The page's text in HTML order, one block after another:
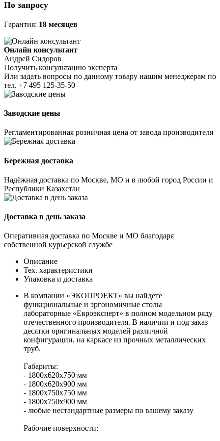
По запросу
Гарантия: 18 месяцев
Онлайн консультант
Андрей Сидоров
Получить консультацию эксперта
Или задать вопросы по данному товару нашим менеджерам по
тел. +7 495 125-35-50
Заводские цены
Регламентированная розничная цена от завода производителя
Бережная доставка
Надёжная доставка по Москве, МО и в любой город России и
Республики Казахстан
Доставка в день заказа
Оперативная доставка по Москве и МО благодаря
собственной курьерской службе
Описание
Тех. характеристики
Упаковка и доставка
В компании «ЭКОПРОЕКТ» вы найдете
функциональные и эргономичные столы
лабораторные «Евроэксперт» в полном модельном ряду
отечественного производителя. В наличии и под заказ
десятки оригинальных моделей различной
конфигурации, на каркасе из прочных металлических
труб.
Габариты:
- 1800х620х750 мм
- 1800х620х900 мм
- 1800х750х750 мм
- 1800х750х900 мм
- любые нестандартные размеры по вашему заказу
Рабочие поверхности: